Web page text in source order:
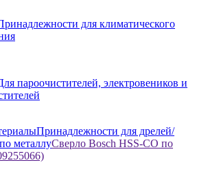
для климатического
пароочистителей, электровеников и
Принадлежности для дрелей/
металлуСверло Bosch HSS-CO по